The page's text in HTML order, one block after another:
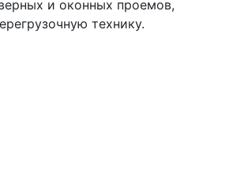
и оконных проемов,
технику.